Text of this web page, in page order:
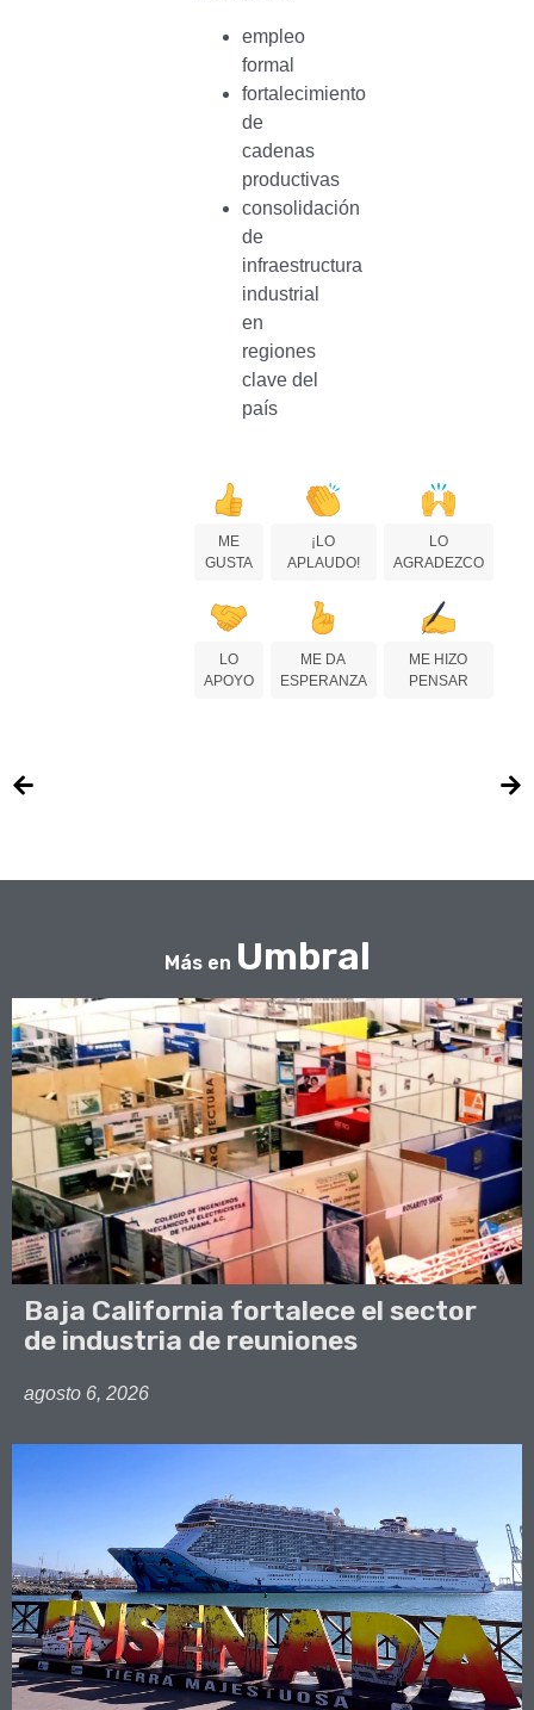
empleo
formal
fortalecimiento
de
cadenas
productivas
consolidación
de
infraestructura
industrial
en
regiones
clave del
país
ME
GUSTA
¡LO
APLAUDO!
LO
AGRADEZCO
LO
APOYO
ME DA
ESPERANZA
ME HIZO
PENSAR
Más en Umbral
Baja California fortalece el sector
de industria de reuniones
agosto 6, 2026